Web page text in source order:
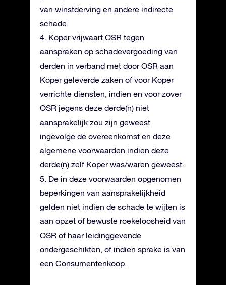
van winstderving en andere indirecte
schade.
4. Koper vrijwaart OSR tegen
aanspraken op schadevergoeding van
derden in verband met door OSR aan
Koper geleverde zaken of voor Koper
verrichte diensten, indien en voor zover
OSR jegens deze derde(n) niet
aansprakelijk zou zijn geweest
ingevolge de overeenkomst en deze
algemene voorwaarden indien deze
derde(n) zelf Koper was/waren geweest.
5. De in deze voorwaarden opgenomen
beperkingen van aansprakelijkheid
gelden niet indien de schade te wijten is
aan opzet of bewuste roekeloosheid van
OSR of haar leidinggevende
ondergeschikten, of indien sprake is van
een Consumentenkoop.